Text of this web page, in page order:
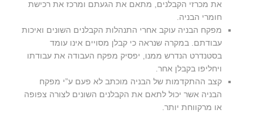
את מכרזי הקבלנים, מתאם את הגעתם ומרכז את רכישת
חומרי הבניה.
מפקח הבניה עוקב אחרי התנהלות הקבלנים השונים ואיכות
עבודתם. במקרה שנראה כי קבלן מסויים אינו עומד
בסטנדרט הנדרש ממנו, יפסיק מפקח העבודה את עבודתו
ויחליפו בקבלן אחר.
קצב ההתקדמות של הבניה מוכתב לא פעם ע”י מפקח
הבניה אשר יכול לתאם את הקבלנים השונים לצורה צפופה
או מרקווחת יותר.